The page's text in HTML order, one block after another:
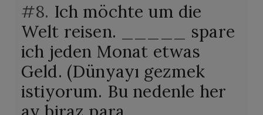
#8. Ich möchte um die
Welt reisen. _____ spare
ich jeden Monat etwas
Geld. (Dünyayı gezmek
istiyorum. Bu nedenle her